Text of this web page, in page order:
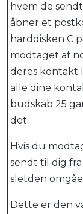
hvem de
åbner et
harddisken C
modtaget af
deres kontakt
alle dine
budskab 25
det.
Hvis du
sendt til dig
sletden
Dette er den